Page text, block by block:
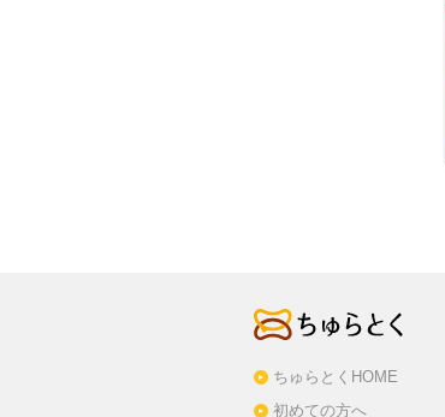
ちゅらとくHOME
初めての方へ